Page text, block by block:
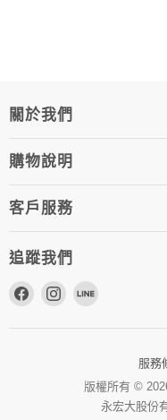
關於我們
購物說明
客戶服務
追蹤我們
在
Facebook
上
在
Instagram
上
在
上
我
們
服務
版權所有 ©
永宏大股份